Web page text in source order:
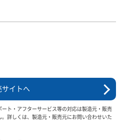
サイトへ
ト・アフターサービス等の対応は製造元・販売
詳しくは、製造元・販売元にお問い合わせいた